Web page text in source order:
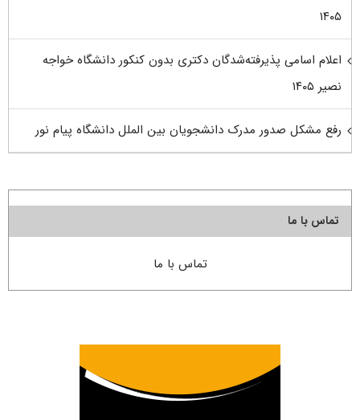
۱۴۰۵
اعلام اسامی پذیرفته‌شدگان دکتری بدون کنکور دانشگاه خواجه
نصیر ۱۴۰۵
رفع مشکل صدور مدرک دانشجویان بین الملل دانشگاه پیام نور
تماس با ما
تماس با ما